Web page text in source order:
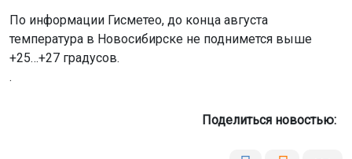
По информации Гисметео, до конца августа
температура в Новосибирске не поднимется выше
+25…+27 градусов.
.
Поделиться новостью: